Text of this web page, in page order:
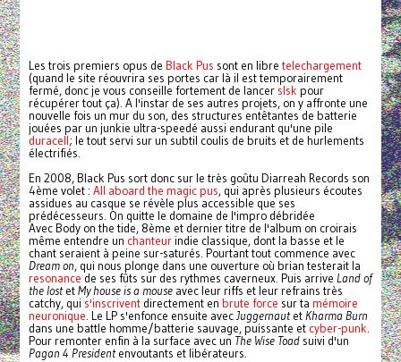
Les trois premiers opus de Black Pus sont en libre telechargement
(quand le site réouvrira ses portes car là il est temporairement
fermé, donc je vous conseille fortement de lancer slsk pour
récupérer tout ça). A l'instar de ses autres projets, on y affronte une
nouvelle fois un mur du son, des structures entêtantes de batterie
jouées par un junkie ultra-speedé aussi endurant qu'une pile
duracell; le tout servi sur un subtil coulis de bruits et de hurlements
électrifiés.
En 2008, Black Pus sort donc sur le très goûtu Diarreah Records son
4ème volet : All aboard the magic pus, qui après plusieurs écoutes
assidues au casque se révèle plus accessible que ses
prédécesseurs. On quitte le domaine de l'impro débridée
Avec Body on the tide, 8ème et dernier titre de l'album on croirais
même entendre un chanteurindie classique, dont la basse et le
chant seraient à peine sur-saturés. Pourtant tout commence avec
Dream on, qui nous plonge dans une ouverture où brian testerait la
resonance de ses fûts sur des rythmes caverneux. Puis arrive Land of
the lostetMy house is a mouseavec leur riffs et leur refrains très
catchy, qui s'inscriventdirectement en brute force sur ta mémoire
neuronique. Le LP s'enfonce ensuite avecJuggernautetKharma Burn
dans une battle homme/batterie sauvage, puissante et cyber-punk.
Pour remonter enfin à la surface avec un The Wise Toadsuivi d'un
Pagan 4 Presidentenvoutants et libérateurs.